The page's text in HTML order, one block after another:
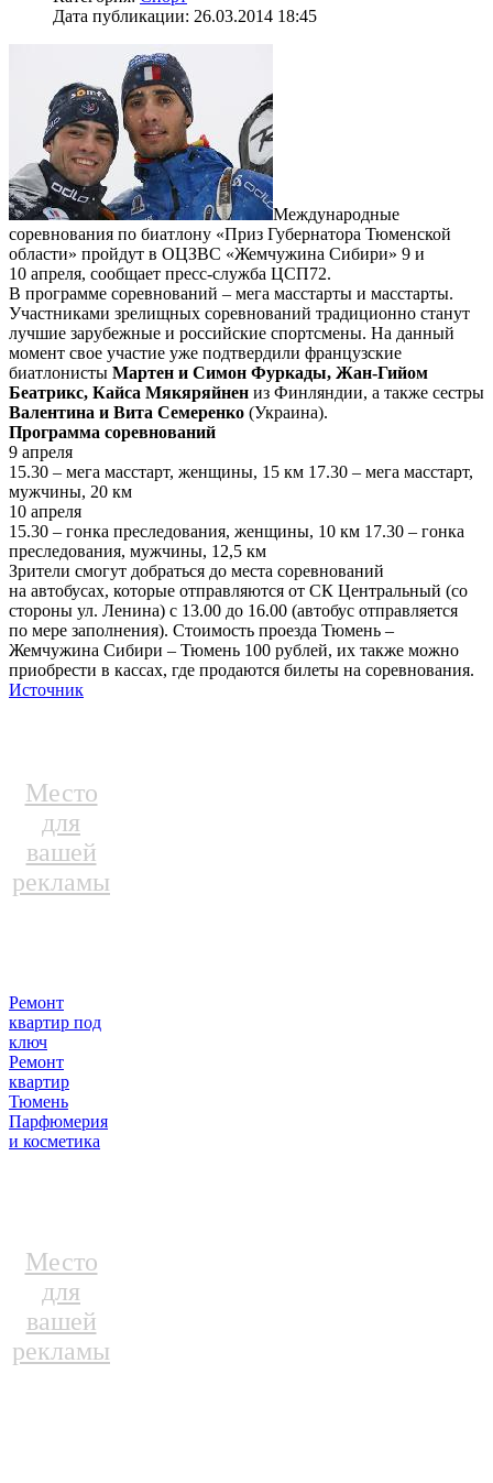
Дата публикации: 26.03.2014 18:45
Международные
соревнования по биатлону «Приз Губернатора Тюменской
области» пройдут в ОЦЗВС «Жемчужина Сибири» 9 и
10 апреля, сообщает пресс-служба ЦСП72.
В программе соревнований – мега масстарты и масстарты.
Участниками зрелищных соревнований традиционно станут
лучшие зарубежные и российские спортсмены. На данный
момент свое участие уже подтвердили французские
биатлонисты Мартен и Симон Фуркады, Жан-Гийом
Беатрикс, Кайса Мякяряйнен из Финляндии, а также сестры
Валентина и Вита Семеренко (Украина).
Программа соревнований
9 апреля
15.30 – мега масстарт, женщины, 15 км 17.30 – мега масстарт,
мужчины, 20 км
10 апреля
15.30 – гонка преследования, женщины, 10 км 17.30 – гонка
преследования, мужчины, 12,5 км
Зрители смогут добраться до места соревнований
на автобусах, которые отправляются от СК Центральный (со
стороны ул. Ленина) с 13.00 до 16.00 (автобус отправляется
по мере заполнения). Стоимость проезда Тюмень –
Жемчужина Сибири – Тюмень 100 рублей, их также можно
приобрести в кассах, где продаются билеты на соревнования.
Источник
Место
для
вашей
рекламы
Ремонт
квартир под
ключ
Ремонт
квартир
Тюмень
Парфюмерия
и косметика
Место
для
вашей
рекламы